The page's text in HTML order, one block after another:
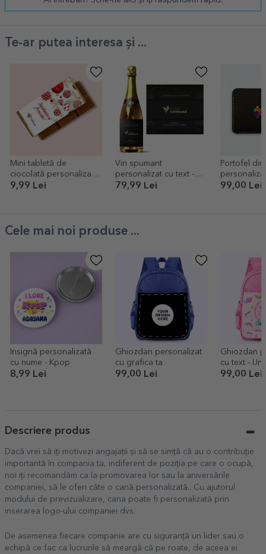
Te-ar putea interesa și ...
Mini tabletă de
ciocolată personalizată
cu logo și mesaj -
9,99 Lei
Vin spumant
personalizat cu text -
Aniversare brand
79,99 Lei
Portofel
logo
99,00 Lei
Cele mai noi produse ...
Insignă personalizată
cu nume - Kpop
8,99 Lei
Ghiozdan personalizat
cu grafica ta
99,00 Lei
Ghiozdan
cu text -
99,00 Lei
Descriere produs
Dacă vrei să iți motivezi angajații și să se simță că au o contribuție
importantă în compania ta, indiferent de poziția pe care o ocupă,
noi iți recomandăm ca la promovarea lor sau la aniversările
companiei, să le oferi câte o cană personalizată.. Cu ajutorul
modului de previzualizare, cana poate fi personalizată prin
inserarea logo-ului companiei dvs.
De asemenea fiecare companie are cu siguranță un lider sau o
echipă ce fac ca lucrurile să meargă că pe roate, de aceea ei